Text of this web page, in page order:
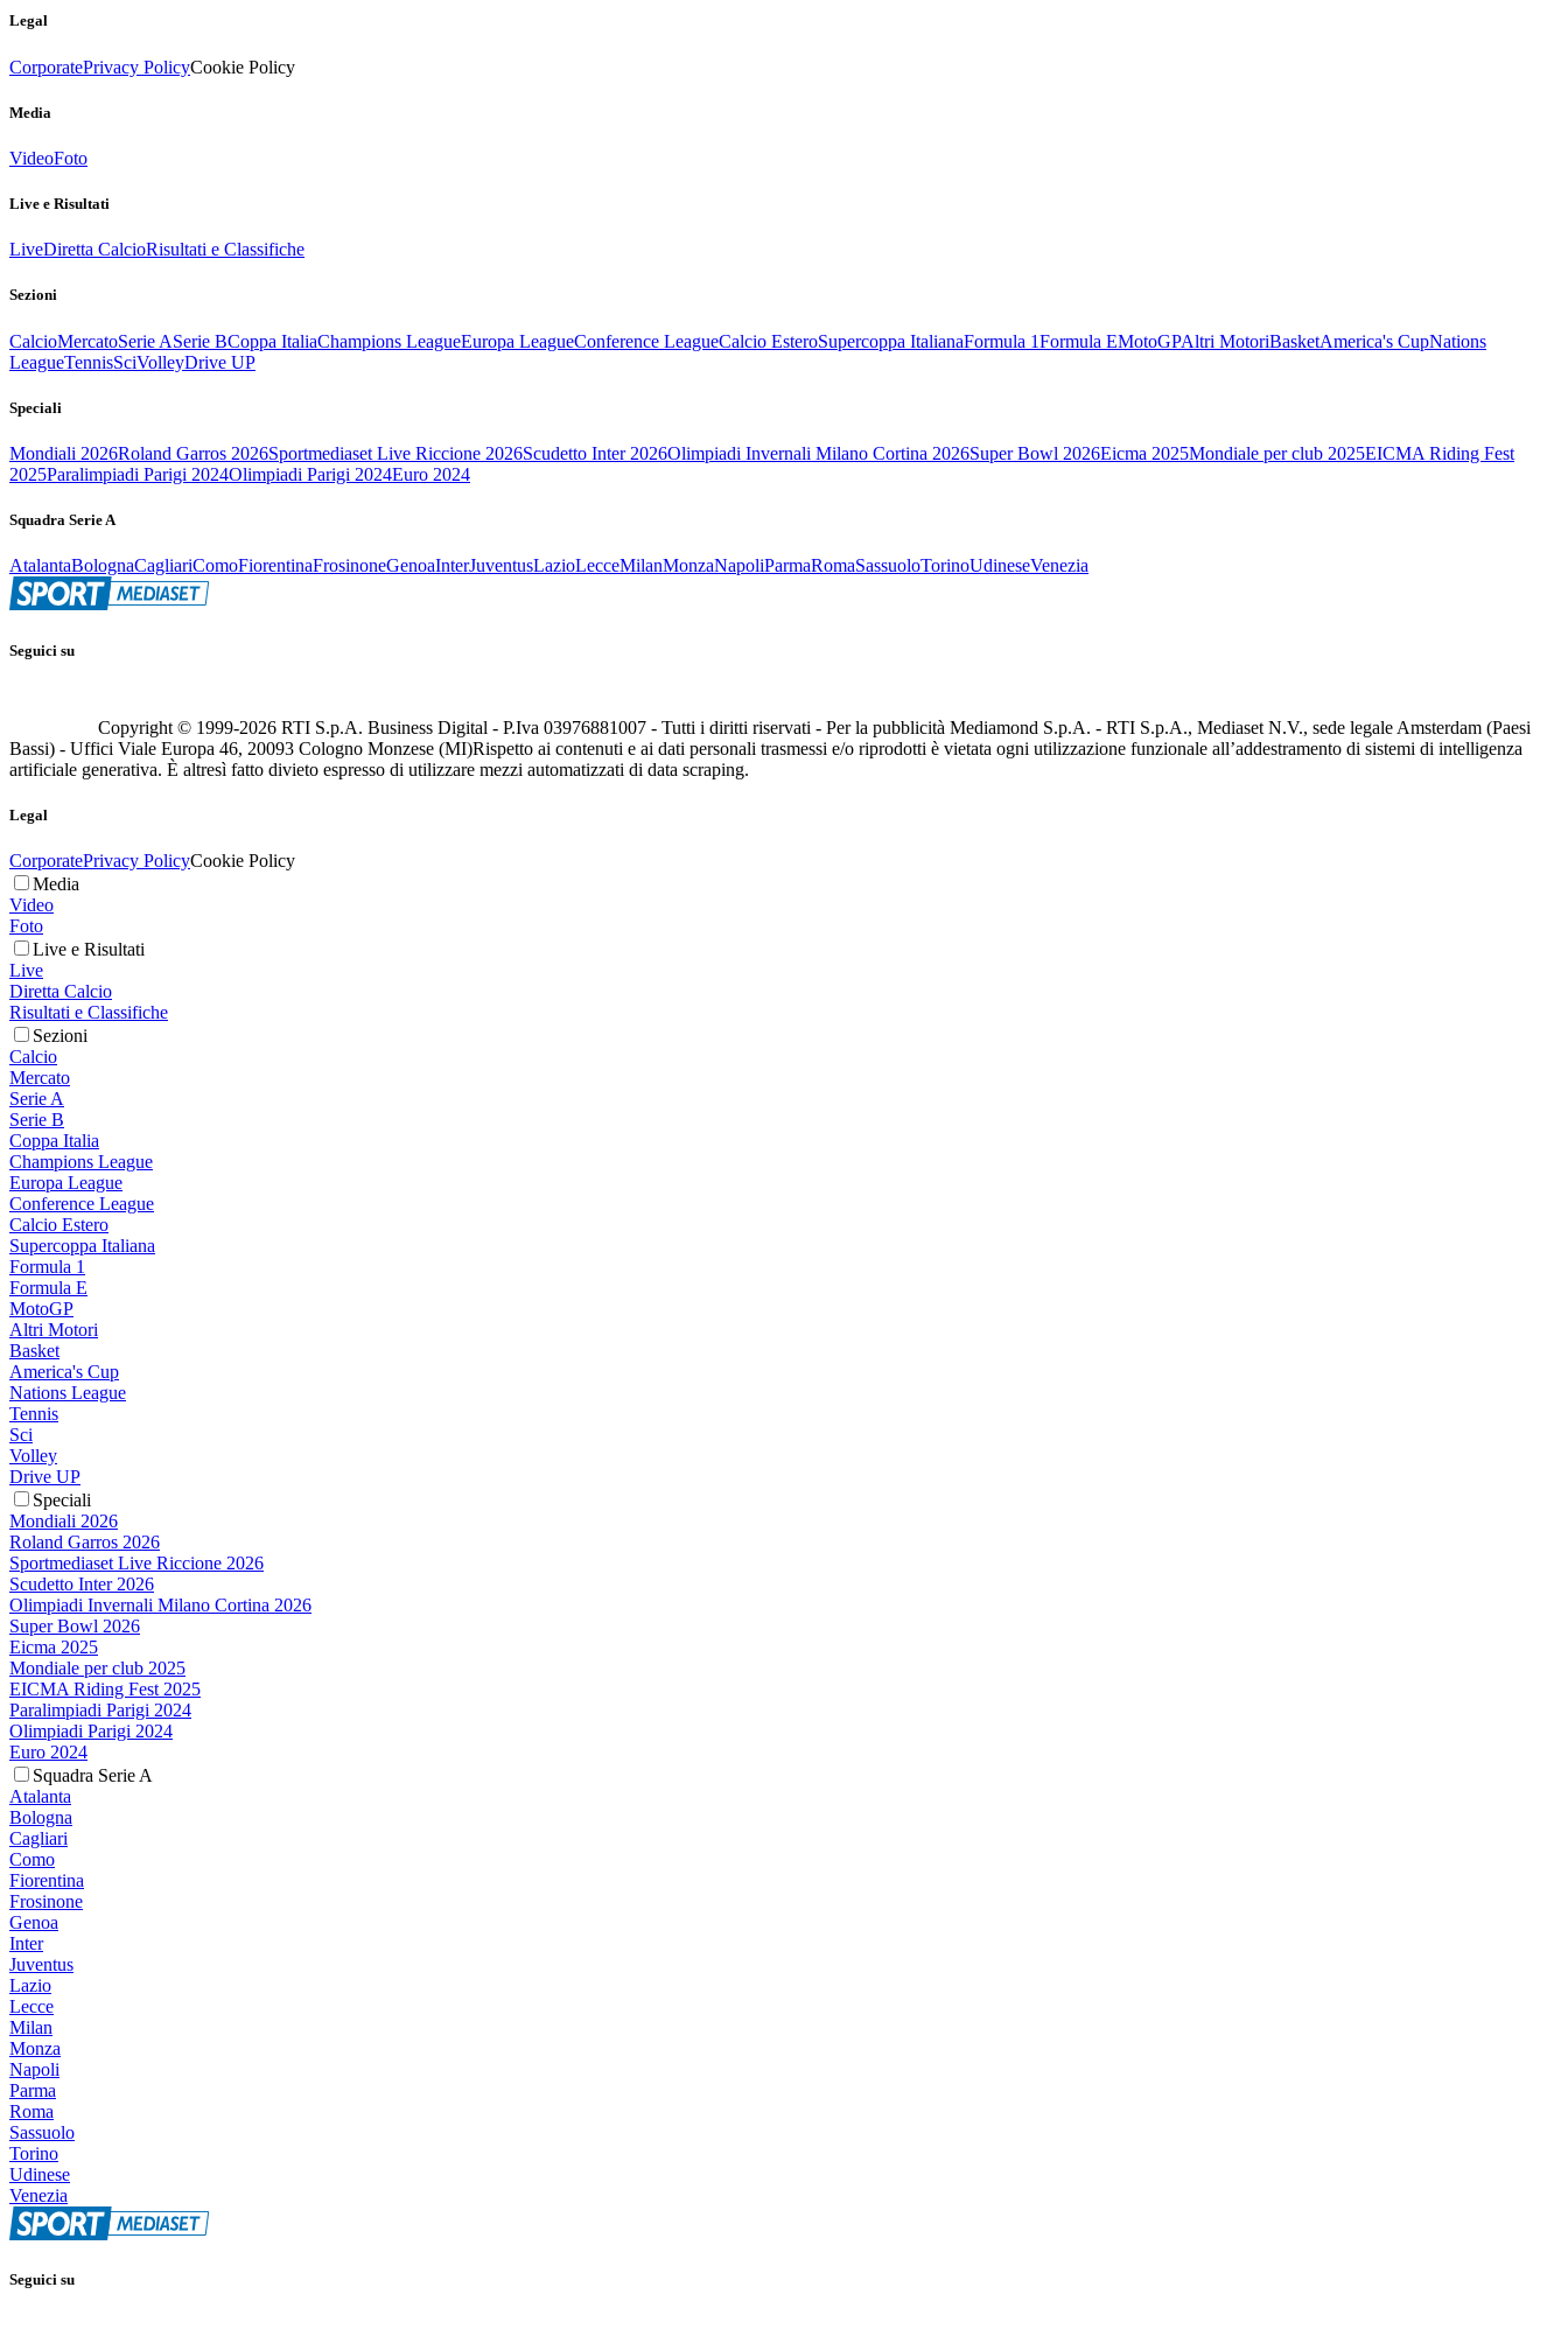
Legal
CorporatePrivacy PolicyCookie Policy
Media
VideoFoto
Live e Risultati
LiveDiretta CalcioRisultati e Classifiche
Sezioni
CalcioMercatoSerie ASerie BCoppa ItaliaChampions LeagueEuropa LeagueConference LeagueCalcio EsteroSupercoppa ItalianaFormula 1Formula EMotoGPAltri MotoriBasketAmerica's CupNations
LeagueTennisSciVolleyDrive UP
Speciali
Mondiali 2026Roland Garros 2026Sportmediaset Live Riccione 2026Scudetto Inter 2026Olimpiadi Invernali Milano Cortina 2026Super Bowl 2026Eicma 2025Mondiale per club 2025EICMA Riding Fest
2025Paralimpiadi Parigi 2024Olimpiadi Parigi 2024Euro 2024
Squadra Serie A
AtalantaBolognaCagliariComoFiorentinaFrosinoneGenoaInterJuventusLazioLecceMilanMonzaNapoliParmaRomaSassuoloTorinoUdineseVenezia
Seguici su
Copyright © 1999-2026 RTI S.p.A. Business Digital - P.Iva 03976881007 - Tutti i diritti riservati - Per la pubblicità Mediamond S.p.A. - RTI S.p.A., Mediaset N.V., sede legale Amsterdam (Paesi
Bassi) - Uffici Viale Europa 46, 20093 Cologno Monzese (MI)Rispetto ai contenuti e ai dati personali trasmessi e/o riprodotti è vietata ogni utilizzazione funzionale all’addestramento di sistemi di intelligenza
artificiale generativa. È altresì fatto divieto espresso di utilizzare mezzi automatizzati di data scraping.
Legal
CorporatePrivacy PolicyCookie Policy
Media
Video
Foto
Live e Risultati
Live
Diretta Calcio
Risultati e Classifiche
Sezioni
Calcio
Mercato
Serie A
Serie B
Coppa Italia
Champions League
Europa League
Conference League
Calcio Estero
Supercoppa Italiana
Formula 1
Formula E
MotoGP
Altri Motori
Basket
America's Cup
Nations League
Tennis
Sci
Volley
Drive UP
Speciali
Mondiali 2026
Roland Garros 2026
Sportmediaset Live Riccione 2026
Scudetto Inter 2026
Olimpiadi Invernali Milano Cortina 2026
Super Bowl 2026
Eicma 2025
Mondiale per club 2025
EICMA Riding Fest 2025
Paralimpiadi Parigi 2024
Olimpiadi Parigi 2024
Euro 2024
Squadra Serie A
Atalanta
Bologna
Cagliari
Como
Fiorentina
Frosinone
Genoa
Inter
Juventus
Lazio
Lecce
Milan
Monza
Napoli
Parma
Roma
Sassuolo
Torino
Udinese
Venezia
Seguici su